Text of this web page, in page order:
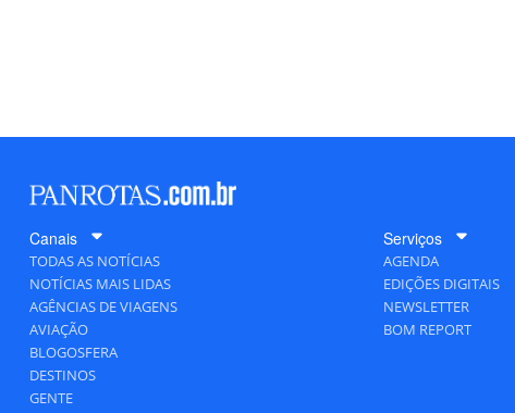
Canais
TODAS AS NOTÍCIAS
NOTÍCIAS MAIS LIDAS
AGÊNCIAS DE VIAGENS
AVIAÇÃO
BLOGOSFERA
DESTINOS
GENTE
Serviços
AGENDA
EDIÇÕES DIGITAIS
NEWSLETTER
BOM REPORT